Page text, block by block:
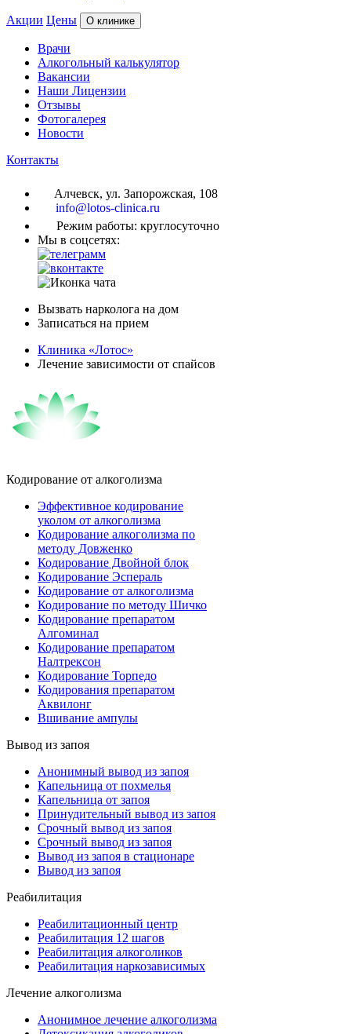
Акции Цены О клинике
Врачи
Алкогольный калькулятор
Вакансии
Наши Лицензии
Отзывы
Фотогалерея
Новости
Контакты
Алчевск, ул. Запорожская, 108
info@lotos-clinica.ru
Режим работы: круглосуточно
Мы в соцсетях:
Вызвать нарколога на дом
Записаться на прием
Клиника «Лотос»
Лечение зависимости от спайсов
Кодирование от алкоголизма
Эффективное кодирование
уколом от алкоголизма
Кодирование алкоголизма по
методу Довженко
Кодирование Двойной блок
Кодирование Эспераль
Кодирование от алкоголизма
Кодирование по методу Шичко
Кодирование препаратом
Алгоминал
Кодирование препаратом
Налтрексон
Кодирование Торпедо
Кодирования препаратом
Аквилонг
Вшивание ампулы
Вывод из запоя
Анонимный вывод из запоя
Капельница от похмелья
Капельница от запоя
Принудительный вывод из запоя
Срочный вывод из запоя
Срочный вывод из запоя
Вывод из запоя в стационаре
Вывод из запоя
Реабилитация
Реабилитационный центр
Реабилитация 12 шагов
Реабилитация алкоголиков
Реабилитация наркозависимых
Лечение алкоголизма
Анонимное лечение алкоголизма